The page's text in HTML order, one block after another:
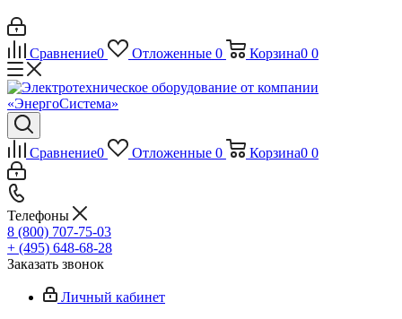
Сравнение0 Отложенные 0 Корзина0 0
Сравнение0 Отложенные 0 Корзина0 0
Телефоны
8 (800) 707-75-03
+ (495) 648-68-28
Заказать звонок
Личный кабинет